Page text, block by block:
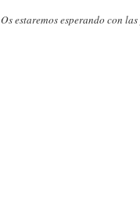
Os estaremos esperando con